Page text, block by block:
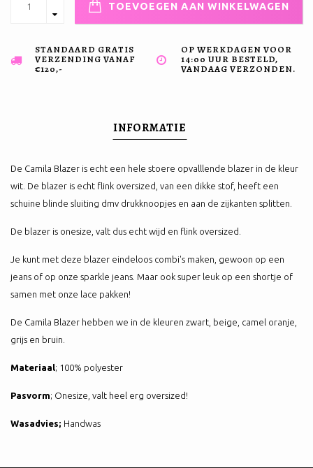
TOEVOEGEN AAN WINKELWAGEN
STANDAARD GRATIS
VERZENDING VANAF
€120,-
OP WERKDAGEN VOOR
14:00 UUR BESTELD,
VANDAAG VERZONDEN.
INFORMATIE
De Camila Blazer is echt een hele stoere opvalllende blazer in de kleur
wit. De blazer is echt flink oversized, van een dikke stof, heeft een
schuine blinde sluiting dmv drukknoopjes en aan de zijkanten splitten.
De blazer is onesize, valt dus echt wijd en flink oversized.
Je kunt met deze blazer eindeloos combi's maken, gewoon op een
jeans of op onze sparkle jeans. Maar ook super leuk op een shortje of
samen met onze lace pakken!
De Camila Blazer hebben we in de kleuren zwart, beige, camel oranje,
grijs en bruin.
Materiaal; 100% polyester
Pasvorm; Onesize, valt heel erg oversized!
Wasadvies; Handwas